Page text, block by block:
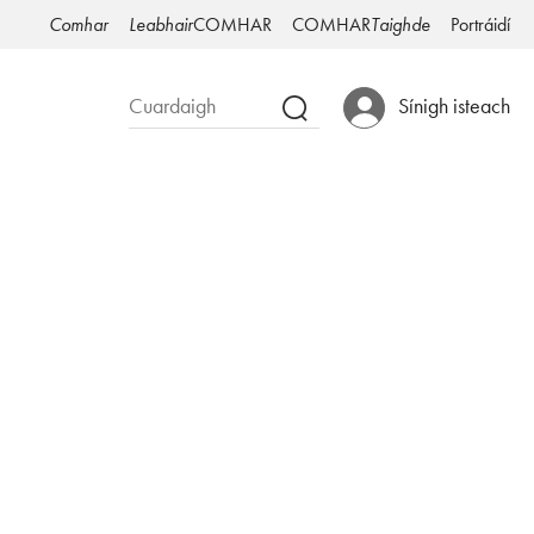
Comhar LeabhairCOMHAR COMHARTaighde Portráidí
Sínigh isteach